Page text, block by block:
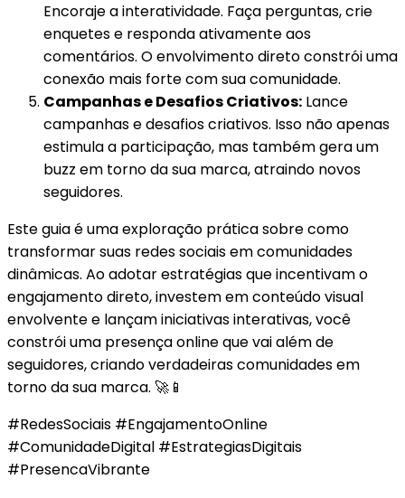
Encoraje a interatividade. Faça perguntas, crie
enquetes e responda ativamente aos
comentários. O envolvimento direto constrói uma
conexão mais forte com sua comunidade.
Campanhas e Desafios Criativos: Lance
campanhas e desafios criativos. Isso não apenas
estimula a participação, mas também gera um
buzz em torno da sua marca, atraindo novos
seguidores.
Este guia é uma exploração prática sobre como
transformar suas redes sociais em comunidades
dinâmicas. Ao adotar estratégias que incentivam o
engajamento direto, investem em conteúdo visual
envolvente e lançam iniciativas interativas, você
constrói uma presença online que vai além de
seguidores, criando verdadeiras comunidades em
torno da sua marca. 🚀📱
#RedesSociais #EngajamentoOnline
#ComunidadeDigital #EstrategiasDigitais
#PresencaVibrante